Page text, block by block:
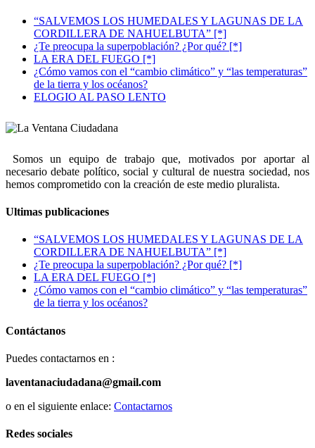
“SALVEMOS LOS HUMEDALES Y LAGUNAS DE LA
CORDILLERA DE NAHUELBUTA” [*]
¿Te preocupa la superpoblación? ¿Por qué? [*]
LA ERA DEL FUEGO [*]
¿Cómo vamos con el “cambio climático” y “las temperaturas”
de la tierra y los océanos?
ELOGIO AL PASO LENTO
Somos un equipo de trabajo que, motivados por aportar al
necesario debate político, social y cultural de nuestra sociedad, nos
hemos comprometido con la creación de este medio pluralista.
Ultimas publicaciones
“SALVEMOS LOS HUMEDALES Y LAGUNAS DE LA
CORDILLERA DE NAHUELBUTA” [*]
¿Te preocupa la superpoblación? ¿Por qué? [*]
LA ERA DEL FUEGO [*]
¿Cómo vamos con el “cambio climático” y “las temperaturas”
de la tierra y los océanos?
Contáctanos
Puedes contactarnos en :
laventanaciudadana@gmail.com
o en el siguiente enlace: Contactarnos
Redes sociales